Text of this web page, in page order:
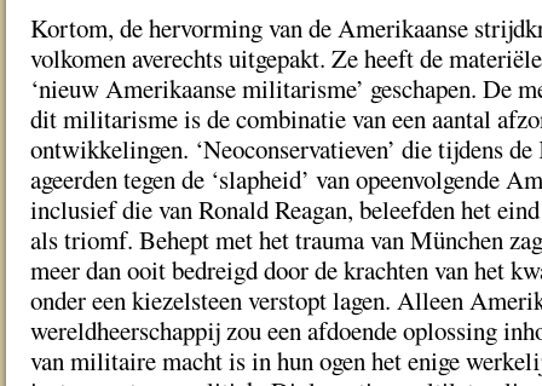
Kortom, de hervorming van de Amerikaanse
volkomen averechts uitgepakt. Ze heeft de
‘nieuw Amerikaanse militarisme’ geschapen. De
dit militarisme is de combinatie van een aantal
ontwikkelingen. ‘Neoconservatieven’ die tijdens
ageerden tegen de ‘slapheid’ van opeenvolgende
inclusief die van Ronald Reagan, beleefden het
als triomf. Behept met het trauma van München
meer dan ooit bedreigd door de krachten van het
onder een kiezelsteen verstopt lagen. Alleen
wereldheerschappij zou een afdoende oplossing
van militaire macht is in hun ogen het enige